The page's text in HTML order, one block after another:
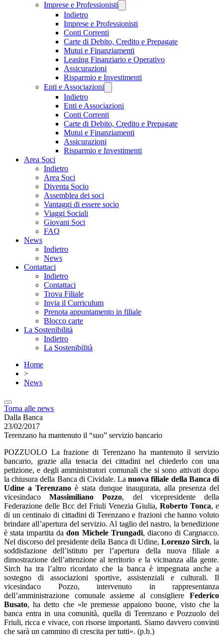
Imprese e Professionisti
Indietro
Imprese e Professionisti
Conti Correnti
Carte di Debito, Credito e Prepagate
Mutui e Finanziamenti
Leasing Finanziario e Operativo
Assicurazioni
Risparmio e Investimenti
Enti e Associazioni
Indietro
Enti e Associazioni
Conti Correnti
Carte di Debito, Credito e Prepagate
Mutui e Finanziamenti
Assicurazioni
Risparmio e Investimenti
Area Soci
Indietro
Area Soci
Diventa Socio
Assemblea dei soci
Vantaggi di essere socio
Viaggi Sociali
Giovani Soci
FAQ
News
Indietro
News
Contattaci
Indietro
Contattaci
Trova Filiale
Invia il Curriculum
Prenota appuntamento in filiale
Blocco carte
La Sostenibilità
Indietro
La Sostenibilità
Home
>
News
Torna alle news
Dalla Banca
23/02/2017
Terenzano ha mantenuto il “suo” servizio bancario
POZZUOLO La frazione di Terenzano ha mantenuto il servizio
bancario, grazie alla tenacia dei cittadini nel chiederlo con una
petizione, e degli amministratori comunali che si sono attivati dopo
la chiusura della Banca di Cividale. Lanuova filiale della Banca di
Udine a Terenzano è stata dunque inaugurata, alla presenza del
vicesindacoMassimiliano Pozzo, del vicepresidente della
Federazione delle Bcc del Friuli Venezia Giulia, Roberto Tonca, e
di un centinaio di cittadini di Terenzano e frazioni che hanno voluto
brindare all’apertura del servizio. Al taglio del nastro, la benedizione
è stata impartita dadon Michele Trungadi, diacono di Cargnacco.
Nel discorso del presidente della Banca di Udine, Lorenzo Sirch, la
soddisfazione dell’istituto per l’apertura della nuova filiale a
dimostrazione dell’attenzione al territorio e la vicinanza alla gente.
Sirch ha tra l’altro ricordato che la banca è impegnata anche a
sostegno di associazioni sportive, assistenziali e culturali. Il
vicesindaco Pozzo, intervenuto in rappresentanza
dell’amministrazione comunale assieme al consigliere Federico
Busato, ha detto che «le premesse appaiono buone, visto che la
banca entra in una comunità, quella di Terenzano e Pozzuolo del
Friuli, ricca e vivace, con risorse importanti. Siamo davvero convinti
che sarà un cammino di crescita per tutti». (p.b.)